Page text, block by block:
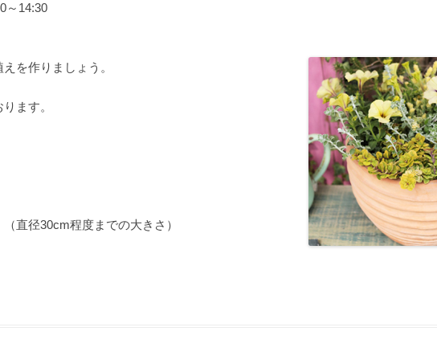
～14:30
を作りましょう。
ます。
直径30cm程度までの大きさ）